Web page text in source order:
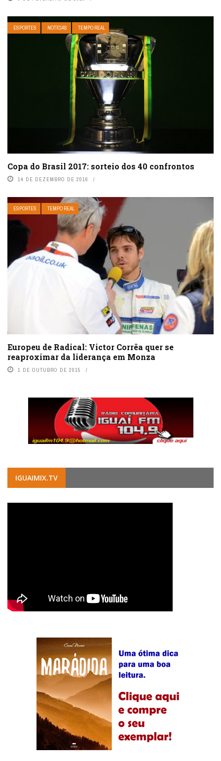
ESPORTES NOTÍCIAS TEMPO REAL
Copa do Brasil 2017: sorteio dos 40 confrontos
14 DE DEZEMBRO DE 2016
ESPORTES TEMPO REAL
Europeu de Radical: Victor Corrêa quer se
reaproximar da liderança em Monza
1 DE OUTUBRO DE 2015
IGUAIMIX.TV